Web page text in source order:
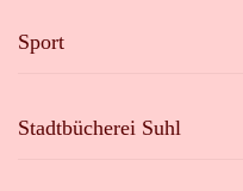
Sport
Stadtbücherei Suhl